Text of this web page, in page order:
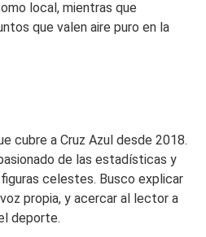
local, mientras que
que valen aire puro en la
cubre a Cruz Azul desde 2018.
de las estadísticas y
celestes. Busco explicar
propia, y acercar al lector a
deporte.